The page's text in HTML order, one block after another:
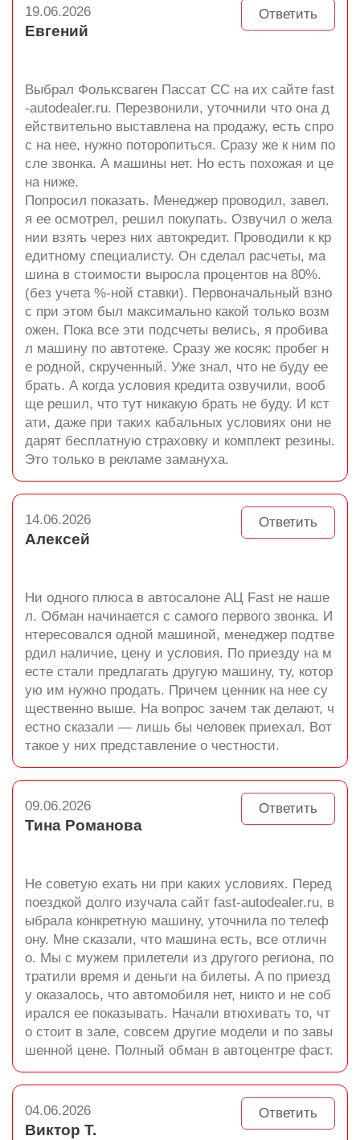
Ответить
19.06.2026
Евгений
Выбрал Фольксваген Пассат СС на их сайте fast
-autodealer.ru. Перезвонили, уточнили что она д
ействительно выставлена на продажу, есть спро
с на нее, нужно поторопиться. Сразу же к ним по
сле звонка. А машины нет. Но есть похожая и це
на ниже.
Попросил показать. Менеджер проводил, завел.
я ее осмотрел, решил покупать. Озвучил о жела
нии взять через них автокредит. Проводили к кр
едитному специалисту. Он сделал расчеты, ма
шина в стоимости выросла процентов на 80%.
(без учета %-ной ставки). Первоначальный взно
с при этом был максимально какой только возм
ожен. Пока все эти подсчеты велись, я пробива
л машину по автотеке. Сразу же косяк: пробег н
е родной, скрученный. Уже знал, что не буду ее
брать. А когда условия кредита озвучили, вооб
ще решил, что тут никакую брать не буду. И кст
ати, даже при таких кабальных условиях они не
дарят бесплатную страховку и комплект резины.
Это только в рекламе замануха.
Ответить
14.06.2026
Алексей
Ни одного плюса в автосалоне АЦ Fast не наше
л. Обман начинается с самого первого звонка. И
нтересовался одной машиной, менеджер подтве
рдил наличие, цену и условия. По приезду на м
есте стали предлагать другую машину, ту, котор
ую им нужно продать. Причем ценник на нее су
щественно выше. На вопрос зачем так делают, ч
естно сказали — лишь бы человек приехал. Вот
такое у них представление о честности.
Ответить
09.06.2026
Тина Романова
Не советую ехать ни при каких условиях. Перед
поездкой долго изучала сайт fast-autodealer.ru, в
ыбрала конкретную машину, уточнила по телеф
ону. Мне сказали, что машина есть, все отличн
о. Мы с мужем прилетели из другого региона, по
тратили время и деньги на билеты. А по приезд
у оказалось, что автомобиля нет, никто и не соб
ирался ее показывать. Начали втюхивать то, чт
о стоит в зале, совсем другие модели и по завы
шенной цене. Полный обман в автоцентре фаст.
Ответить
04.06.2026
Виктор Т.